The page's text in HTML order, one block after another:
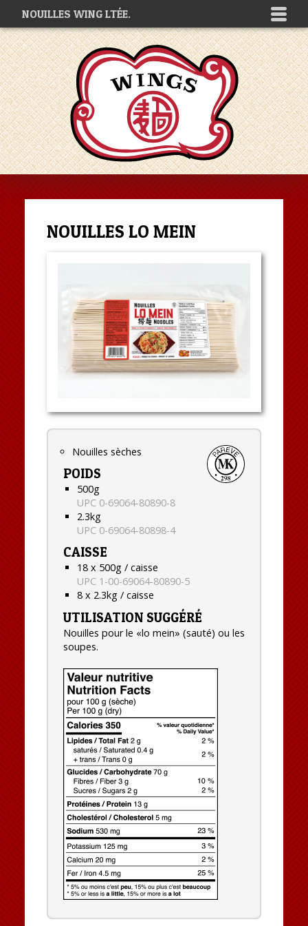
NOUILLES WING LTÉE.
NOUILLES LO MEIN
Nouilles sèches
POIDS
500g
UPC 0-69064-80890-8
2.3kg
UPC 0-69064-80898-4
CAISSE
18 x 500g / caisse
UPC 1-00-69064-80890-5
8 x 2.3kg / caisse
UTILISATION SUGGÉRÉ
Nouilles pour le «lo mein» (sauté) ou les
soupes.